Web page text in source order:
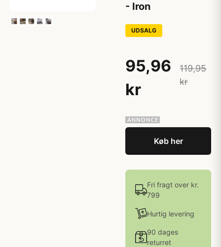
- Iron
UDSALG
95,96
kr
119,95
kr
Køb her
Fri fragt over kr.
799
Hurtig levering
90 dages
returret